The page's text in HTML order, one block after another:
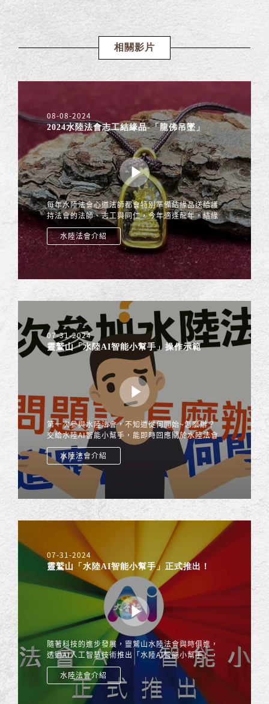
相關影片
08-08-2024
2024水陸法會志工結緣品-「龍佛吊墜」
每年水陸法會心道法師都會特別準備結緣品送給護
持法會的法師、志工與同仁，今年適逢龍年，結緣
品為「龍佛吊墜」，為讓大家理解特別「龍佛吊
墜」的殊勝意涵，特別恭請巴利大學校長 鳩摩羅
尊者開示說明，歡迎大家收看~
水陸法會介紹
07-31-2024
靈鷲山「水陸AI智能小幫手」操作示範
第一次參與水陸法會，不知道從何開始~怎麼辦？
交給水陸AI智能小幫手，能即時回應關於水陸法會
的任何疑問，查詢各種資訊與相關內容，除了網頁
版 還有 LINE 跟 WhatsApp 的機器人版本，信眾
只要打開手機就能立即和「水陸AI智能小幫手」對
談，提供信眾更便利完善的服務！
水陸法會介紹
07-31-2024
靈鷲山「水陸AI智能小幫手」正式推出！
隨著科技的進步發展，靈鷲山水陸法會與時俱進，
透過AI人工智慧技術推出「水陸AI智能小幫手」，
能即時回應關於水陸法會的任何疑問，查詢各種資
訊與相關內容，除了網頁版還有LINE跟WhatsApp
的機器人版本，信眾只要打開手機就能立即和「水
陸AI智能小幫手」對談，提供信眾更便利完善的服
水陸法會介紹